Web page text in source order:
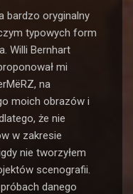
bardzo oryginalny
typowych form
Willi Bernhart
mi
na
moich obrazów i
że nie
w zakresie
nie tworzyłem
scenografii.
danego